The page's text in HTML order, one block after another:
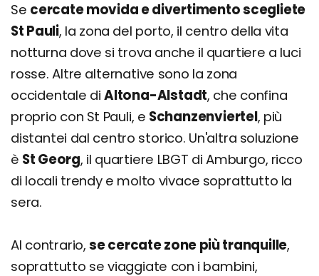
Se cercate movida e divertimento scegliete
St Pauli, la zona del porto, il centro della vita
notturna dove si trova anche il quartiere a luci
rosse. Altre alternative sono la zona
occidentale diAltona-Alstadt, che confina
proprio con St Pauli, e Schanzenviertel, più
distantei dal centro storico. Un'altra soluzione
è St Georg, il quartiere LBGT di Amburgo, ricco
di locali trendy e molto vivace soprattutto la
sera.
Al contrario,se cercate zone più tranquille,
soprattutto se viaggiate con i bambini,